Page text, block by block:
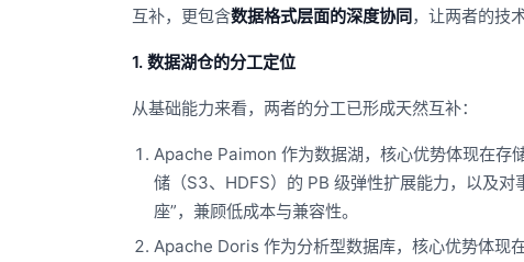
互补，更包含数据格式层面的深度协同 ，让两者的技
1. 数据湖仓的分工定位
从基础能力来看，两者的分工已形成天然互补：
Apache Paimon 作为数据湖，核心优势体现在存
储（S3、HDFS）的 PB 级弹性扩展能力，以及
座”，兼顾低成本与兼容性。
Apache Doris 作为分析型数据库，核心优势体现